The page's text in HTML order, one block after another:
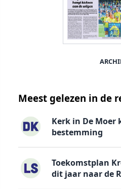
Meest gelezen in de
Kerk in De
bestemming
Toekomstplan
dit jaar naar de